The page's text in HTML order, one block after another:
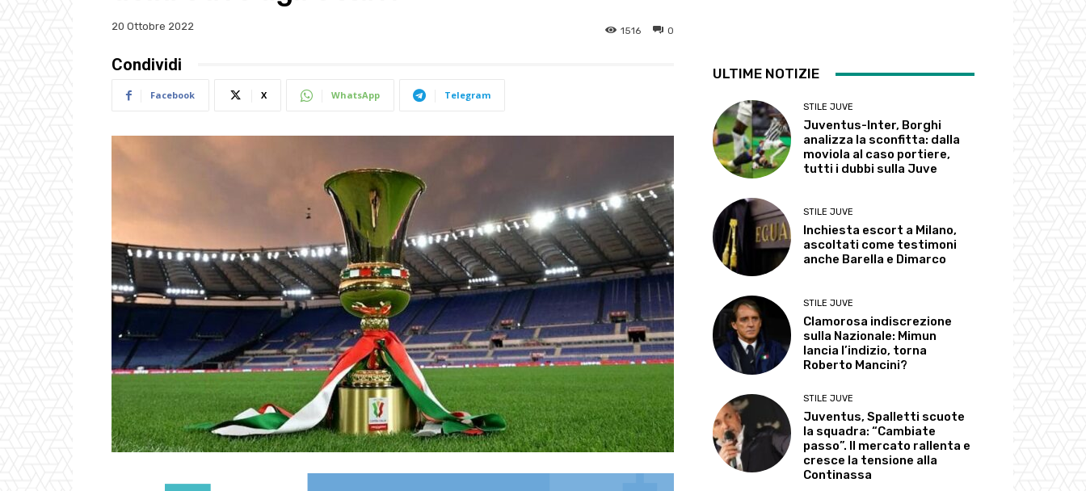
20 Ottobre 2022 0
1516
Condividi
Facebook X WhatsApp Telegram
ULTIME NOTIZIE
STILE JUVE
Juventus-Inter, Borghi
analizza la sconfitta: dalla
moviola al caso portiere,
tutti i dubbi sulla Juve
STILE JUVE
Inchiesta escort a Milano,
ascoltati come testimoni
anche Barella e Dimarco
STILE JUVE
Clamorosa indiscrezione
sulla Nazionale: Mimun
lancia l’indizio, torna
Roberto Mancini?
STILE JUVE
Juventus, Spalletti scuote
la squadra: “Cambiate
passo”. Il mercato rallenta e
cresce la tensione alla
Continassa